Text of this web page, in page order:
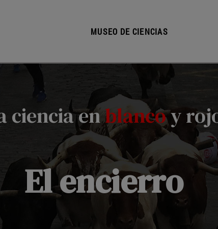
MUSEO DE CIENCIAS
ciencia enblancoy
El encierro